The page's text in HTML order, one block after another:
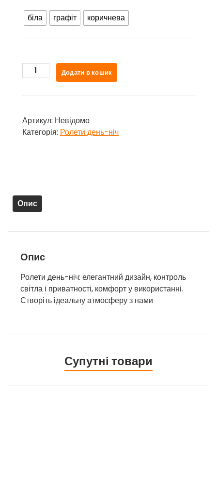
біла графіт коричнева
400
Додати в кошик
Артикул: Невідомо
Категорія: Ролети день-ніч
Опис
Опис
Ролети день-ніч: елегантний дизайн, контроль
світла і приватності, комфорт у використанні.
Створіть ідеальну атмосферу з нами
Супутні товари